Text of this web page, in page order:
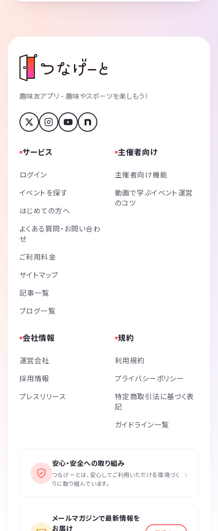
趣味友アプリ - 趣味やスポーツを楽しもう！
サービス
ログイン
イベントを探す
はじめての方へ
よくある質問・お問い合わ
せ
ご利用料金
サイトマップ
記事一覧
ブログ一覧
主催者向け
主催者向け機能
動画で学ぶイベント運営
のコツ
会社情報
運営会社
採用情報
プレスリリース
規約
利用規約
プライバシーポリシー
特定商取引法に基づく表
記
ガイドライン一覧
安心・安全への取り組み
つなげーとは、安心してご利用いただける環境づく
りに取り組んでいます。
›
メールマガジンで最新情報を
お届け